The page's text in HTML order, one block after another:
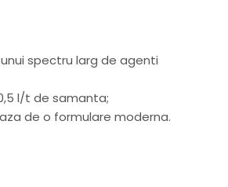
spectru larg de agenti
l/t de samanta;
de o formulare moderna.